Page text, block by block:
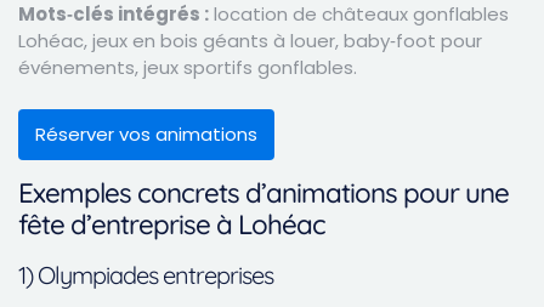
Mots‑clés intégrés :location de châteaux gonflables
Lohéac, jeux en bois géants à louer, baby‑foot pour
événements, jeux sportifs gonflables.
Réserver vos animations
Exemples concrets d’animations pour une
fête d’entreprise à Lohéac
1) Olympiades entreprises